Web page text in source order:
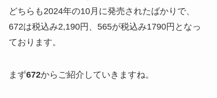
どちらも2024年の10月に発売されたばかりで、
672は税込み2,190円 、565が税込み1790円 となっ
ております。
まず672からご紹介していきますね。